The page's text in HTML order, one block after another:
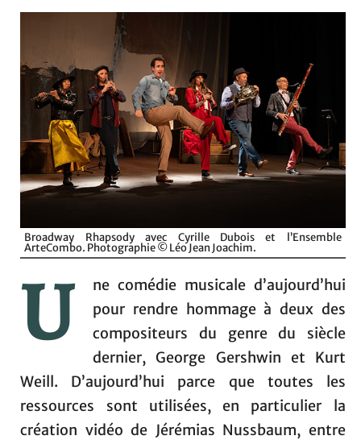
Broadway Rhapsody avec Cyrille Dubois et l’Ensemble
ArteCombo. Photographie © Léo Jean Joachim.
U
ne comédie musicale d’aujourd’hui
pour rendre hommage à deux des
compositeurs du genre du siècle
dernier, George Gershwin et Kurt
Weill. D’aujourd’hui parce que toutes les
ressources sont utilisées, en particulier la
création vidéo de Jérémias Nussbaum, entre